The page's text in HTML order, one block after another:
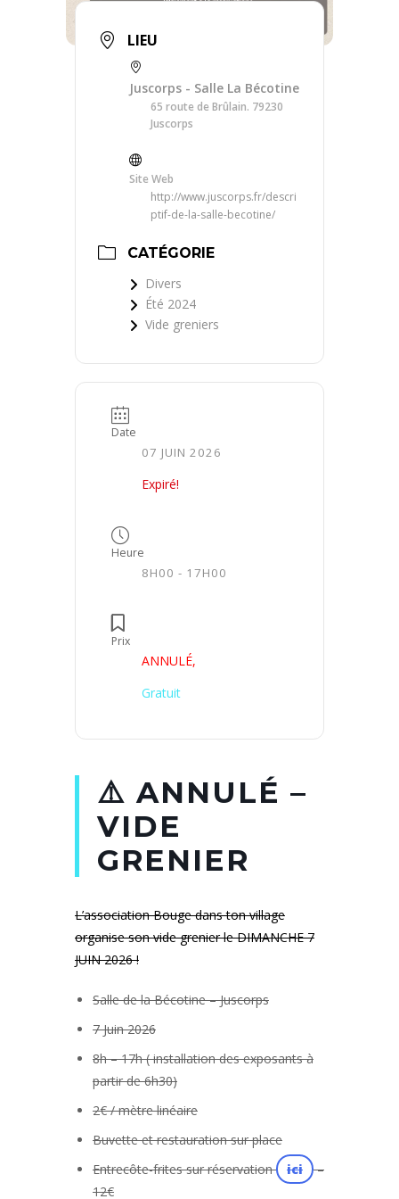
LIEU
Juscorps - Salle La Bécotine
65 route de Brûlain. 79230
Juscorps
Site Web
http://www.juscorps.fr/descri
ptif-de-la-salle-becotine/
CATÉGORIE
Divers
Été 2024
Vide greniers
Date
07 JUIN 2026
Expiré!
Heure
8H00 - 17H00
Prix
ANNULÉ,
Gratuit
⚠️ ANNULÉ –
VIDE
GRENIER
L’association Bouge dans ton village
organise son vide grenier le DIMANCHE 7
JUIN 2026 !
Salle de la Bécotine – Juscorps
7 Juin 2026
8h – 17h ( installation des exposants à
partir de 6h30)
2€ / mètre linéaire
Buvette et restauration sur place
Entrecôte-frites sur réservation
ici
–
12€